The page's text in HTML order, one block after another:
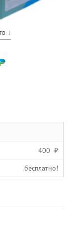
↓
400 ₽
бесплатно!